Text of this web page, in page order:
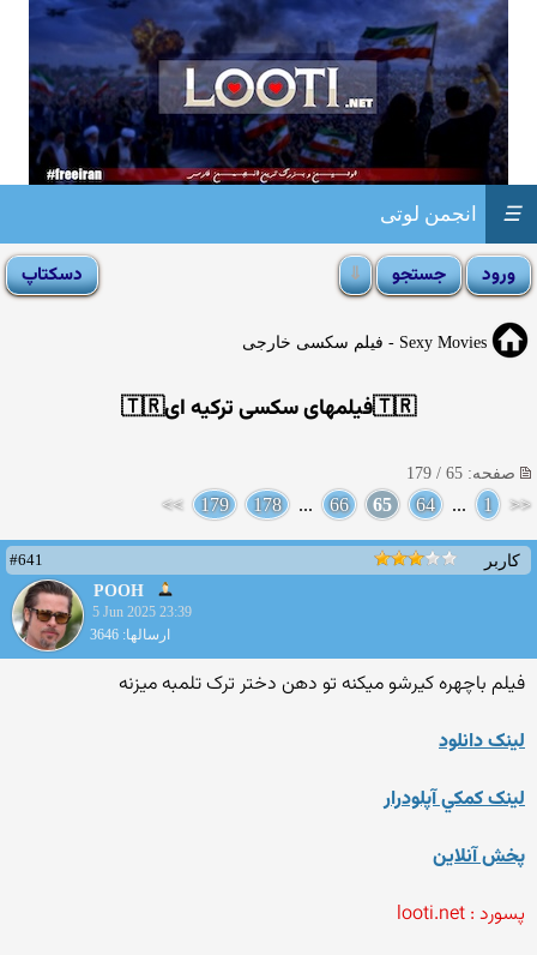
انجمن لوتی ☰
Sexy Movies - فیلم سکسی خارجی
🇹🇷فیلمهای سکسی ترکیه ای🇹🇷
صفحه: 65 / 179
<<
1
...
64
65
66
...
178
179
>>
کاربر
#641
POOH
5 Jun 2025 23:39
ارسالها: 3646
فیلم باچهره کیرشو میکنه تو دهن دختر ترک تلمبه میزنه
لينک دانلود
لينک کمکي آپلودرار
پخش آنلاين
پسورد : looti.net